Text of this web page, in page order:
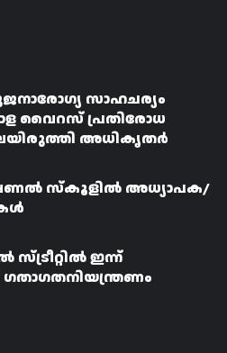
സാഹചര്യം
വൈറസ് പ്രതിരോധ
അധികൃതർ
സ്‌കൂളിൽ അധ്യാപക/
ഇന്ന്